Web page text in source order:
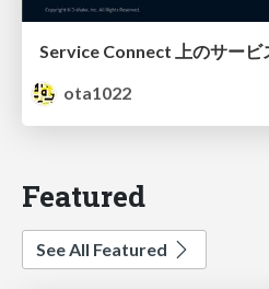
ota1022
Featured
See All Featured